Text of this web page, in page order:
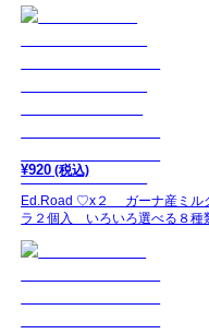
¥920 (税込)
Ed.Road ♡x２ ガーナ産ミル
ラ２個入 いろいろ選べる８種